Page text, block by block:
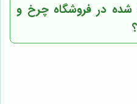
شده در فروشگاه چرخ و